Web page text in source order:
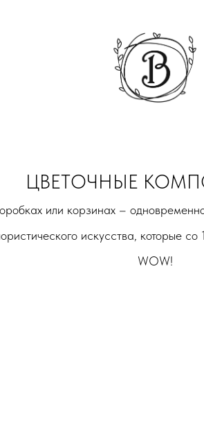
ЦВЕТОЧНЫЕ
или корзинах –
искусства, которые
WOW!